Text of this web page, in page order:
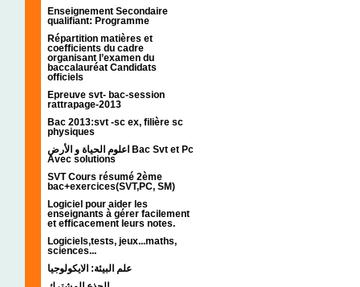
Enseignement Secondaire
qualifiant: Programme
Répartition matières et
coefficients du cadre
organisant l’examen du
baccalauréat Candidats
officiels
Epreuve svt- bac-session
rattrapage-2013
Bac 2013:svt -sc ex, filière sc
physiques
اعلوم الحياة و الأرض Bac Svt et Pc
Avec solutions
SVT Cours résumé 2ème
bac+exercices(SVT,PC, SM)
Logiciel pour aider les
enseignants à gérer facilement
et efficacement leurs notes.
Logiciels,tests, jeux...maths,
sciences...
علم البيئة: الايكولوجيا